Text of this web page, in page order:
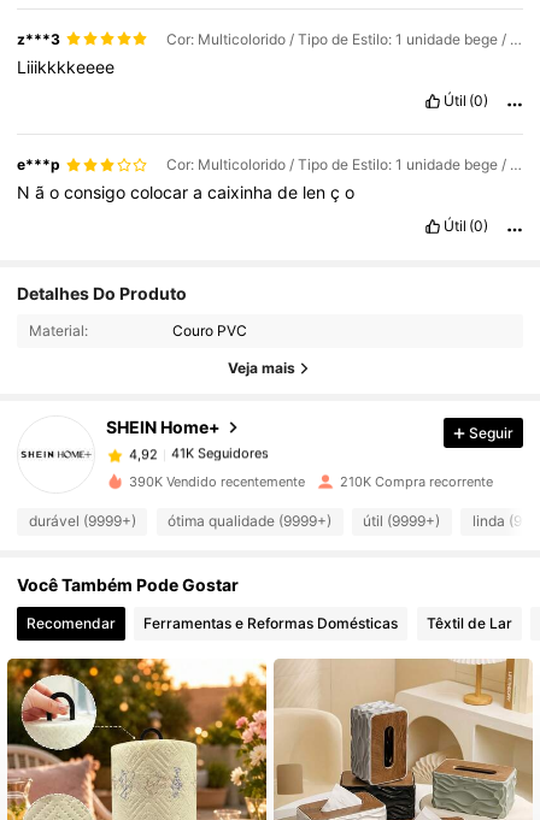
z***3 Cor: Multicolorido / Tipo de Estilo: 1 unidade bege / Tamanho: Tamanho Único
Liiikkkkeeee
Útil (0)
e***p Cor: Multicolorido / Tipo de Estilo: 1 unidade bege / Tamanho: Tamanho Único
Nãoconsigocolocaracaixinhade lenço
Útil (0)
Detalhes Do Produto
Material: Couro PVC
Veja mais
SHEIN Home+
4,92 41K Seguidores
41K Seguidores
4,92 41K Seguidores
4,92 41K Seguidores
4,92 41K Seguidores
4,92 41K Seguidores
Seguir
390K Vendido recentemente 210K Compra recorrente
durável (9999+) ótima qualidade (9999+) útil (9999+) linda
Você Também Pode Gostar
Recomendar Ferramentas e Reformas Domésticas Têxtil de Lar